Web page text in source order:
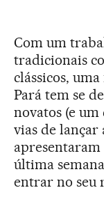
Com um
tradicionais
clássicos,
Pará tem se
novatos (e
vias de lançar
apresentaram
última
entrar no seu